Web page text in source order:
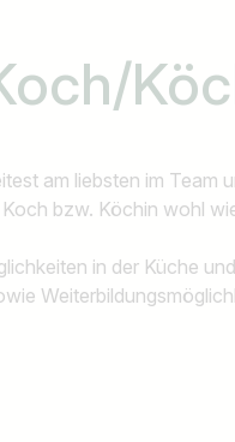
am liebsten im Team
bzw. Köchin wohl
in der Küche